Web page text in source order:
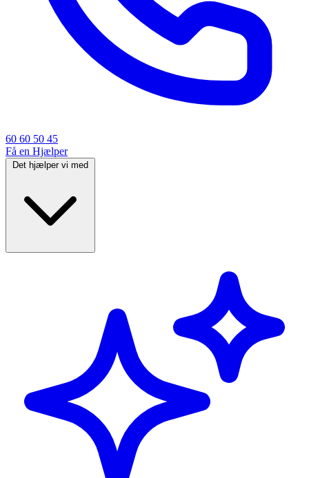
60 60 50 45
Få en Hjælper
Det hjælper vi med